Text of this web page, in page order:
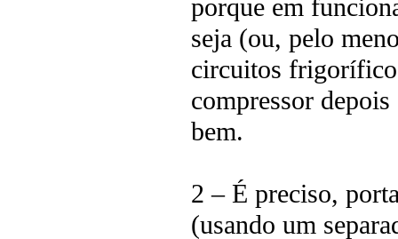
porque em
seja (ou, pelo
circuitos
compressor
bem.
2 – É preciso,
(usando um